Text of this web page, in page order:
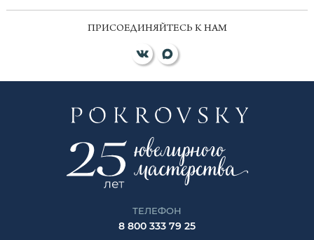
ПРИСОЕДИНЯЙТЕСЬ К НАМ
ТЕЛЕФОН
8 800 333 79 25